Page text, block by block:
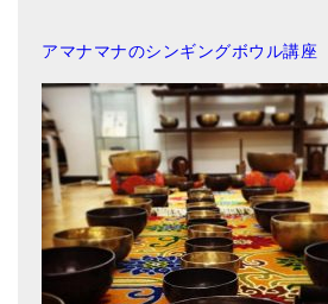
アマナマナのシンギングボウル講座